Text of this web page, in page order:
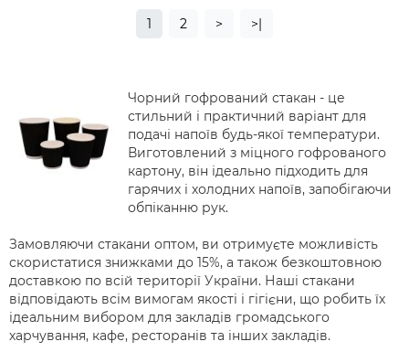
1 2 > >|
Чорний гофрований стакан - це
стильний і практичний варіант для
подачі напоїв будь-якої температури.
Виготовлений з міцного гофрованого
картону, він ідеально підходить для
гарячих і холодних напоїв, запобігаючи
обпіканню рук.
Замовляючи стакани оптом, ви отримуєте можливість
скористатися знижками до 15%, а також безкоштовною
доставкою по всій території України. Наші стакани
відповідають всім вимогам якості і гігієни, що робить їх
ідеальним вибором для закладів громадського
харчування, кафе, ресторанів та інших закладів.